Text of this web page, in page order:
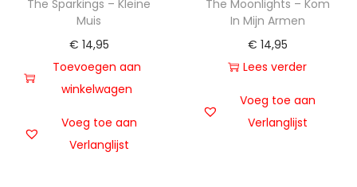
The Sparkings – Kleine
Muis
€ 14,95
Toevoegen aan
winkelwagen
Voeg toe aan
Verlanglijst
The Moonlights – Kom
In Mijn Armen
€ 14,95
Lees verder
Voeg toe aan
Verlanglijst